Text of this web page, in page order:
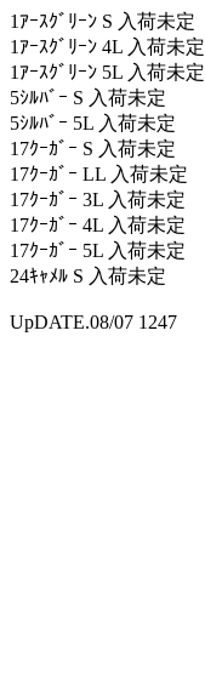
1ｱｰｽｸﾞﾘｰﾝ S 入荷未定
1ｱｰｽｸﾞﾘｰﾝ 4L 入荷未定
1ｱｰｽｸﾞﾘｰﾝ 5L 入荷未定
5ｼﾙﾊﾞｰ S 入荷未定
5ｼﾙﾊﾞｰ 5L 入荷未定
17ｸｰｶﾞｰ S 入荷未定
17ｸｰｶﾞｰ LL 入荷未定
17ｸｰｶﾞｰ 3L 入荷未定
17ｸｰｶﾞｰ 4L 入荷未定
17ｸｰｶﾞｰ 5L 入荷未定
24ｷｬﾒﾙ S 入荷未定
UpDATE.08/07 1247